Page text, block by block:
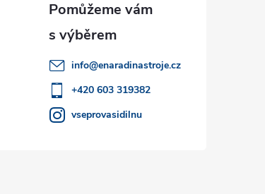
info@enaradinastroje.cz
+420 603 319382
vseprovasidilnu